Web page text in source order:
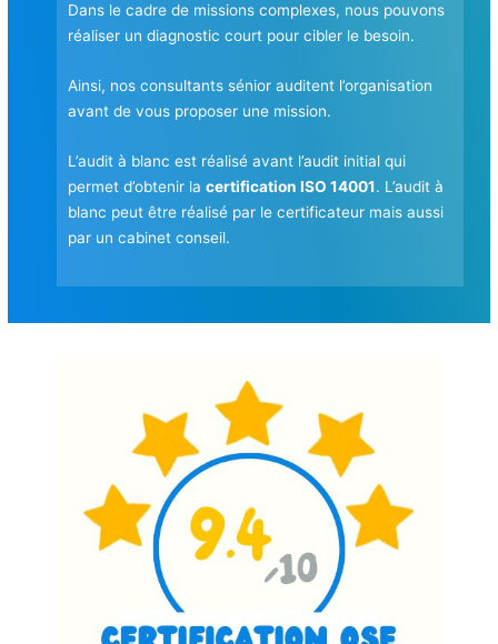
Dans le cadre de missions complexes, nous pouvons
réaliser un diagnostic court pour cibler le besoin.
Ainsi, nos consultants sénior auditent l’organisation
avant de vous proposer une mission.
L’audit à blanc est réalisé avant l’audit initial qui
permet d’obtenir lacertification ISO 14001. L’audit à
blanc peut être réalisé par le certificateur mais aussi
par un cabinet conseil.